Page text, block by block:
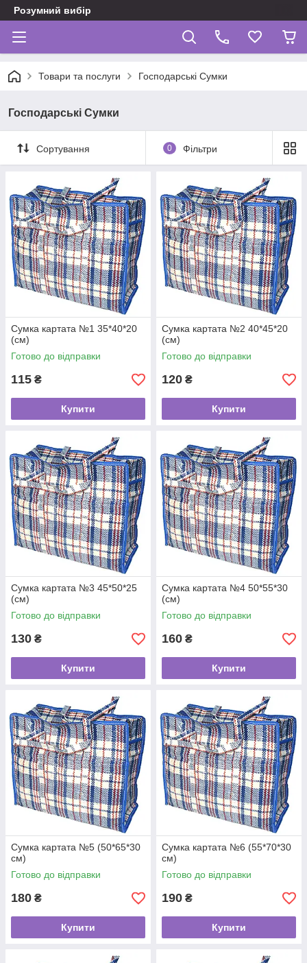
Розумний вибір
Товари та послуги Господарські Сумки
Господарські Сумки
Сортування 0 Фільтри
Сумка картата №1 35*40*20
(см)
Готово до відправки
115 ₴
Купити
Сумка картата №2 40*45*20
(см)
Готово до відправки
120 ₴
Купити
Сумка картата №3 45*50*25
(см)
Готово до відправки
130 ₴
Купити
Сумка картата №4 50*55*30
(см)
Готово до відправки
160 ₴
Купити
Сумка картата №5 (50*65*30
см)
Готово до відправки
180 ₴
Купити
Сумка картата №6 (55*70*30
см)
Готово до відправки
190 ₴
Купити